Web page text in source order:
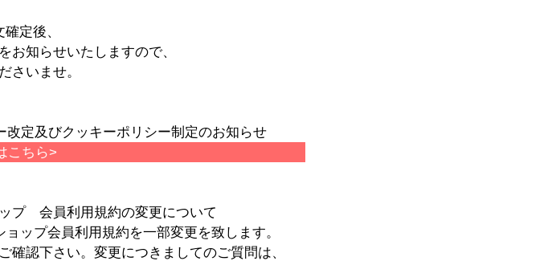
定後、
お知らせいたしますので、
さいませ。
改定及びクッキーポリシー制定のお知らせ
こちら>
プ 会員利用規約の変更について
ップ会員利用規約を一部変更を致します。
認下さい。変更につきましてのご質問は、